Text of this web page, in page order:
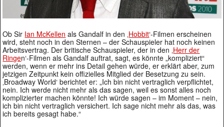
Ob Sir Ian McKellen als Gandalf in den ‚ Hobbit‘-Filmen erscheinen
wird, steht noch in den Sternen – der Schauspieler hat noch keinen
Arbeitsvertrag. Der britische Schauspieler, der in den ‚ Herr der
Ringen‘-Filmen als Gandalf auftrat, sagt, es könnte „kompliziert“
werden, wenn er mehr ins Detail gehen würde, er erklärt aber, zum
jetzigen Zeitpunkt kein offizielles Mitglied der Besetzung zu sein.
‚Broadway World‘ berichtet er: „Ich bin nicht vertraglich verpflichtet,
nein. Ich werde nicht mehr als das sagen, weil es sonst alles noch
komplizierter machen könnte! Ich würde sagen – im Moment – nein,
ich bin nicht vertraglich versichert. Ich sage nicht mehr als das, was
ich bereits gesagt habe.“